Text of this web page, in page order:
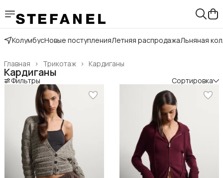
КолумбусНовые поступленияЛетняя распродажаЛьняная
Кардиганы
Трикотаж ›
Главная ›
Кардиганы
Фильтры Сортировка